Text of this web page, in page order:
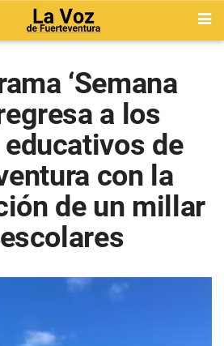
‘Semana
a los
de
con la
de un millar